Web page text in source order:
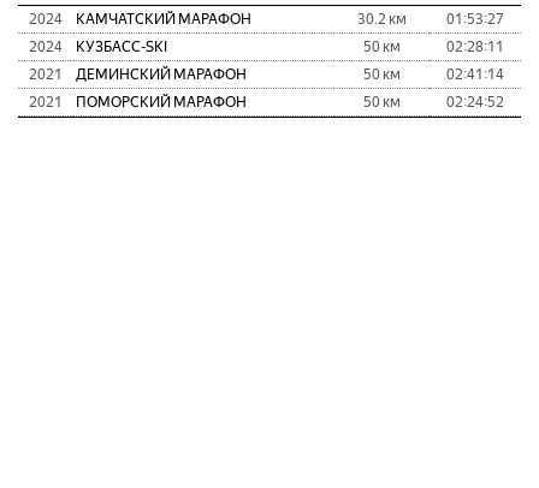
2024 КАМЧАТСКИЙ МАРАФОН 30.2 км
01:53:27
2024
КУЗБАСC-SKI 50 км
02:28:11
2021
ДЕМИНСКИЙ МАРАФОН 50 км
02:41:14
2021
ПОМОРСКИЙ МАРАФОН 50 км 02:24:52